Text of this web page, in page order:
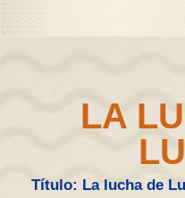
LA
Título: La lucha de